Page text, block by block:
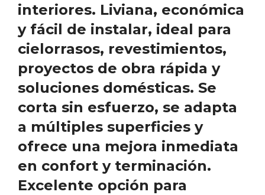
interiores. Liviana, económica
y fácil de instalar, ideal para
cielorrasos, revestimientos,
proyectos de obra rápida y
soluciones domésticas. Se
corta sin esfuerzo, se adapta
a múltiples superficies y
ofrece una mejora inmediata
en confort y terminación.
Excelente opción para